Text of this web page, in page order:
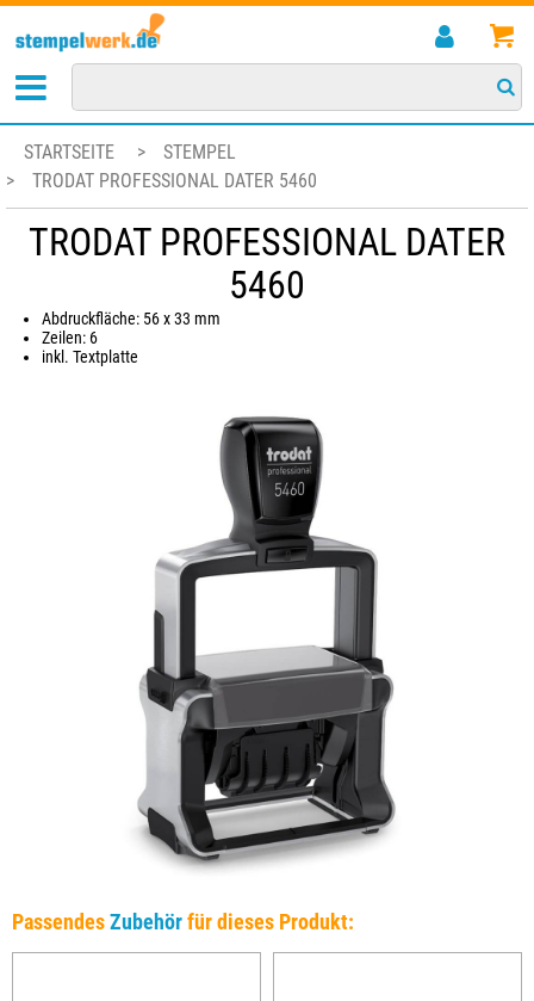
STARTSEITE >
STEMPEL
>
TRODAT PROFESSIONAL DATER 5460
TRODAT PROFESSIONAL DATER
5460
Abdruckfläche: 56 x 33 mm
Zeilen: 6
inkl. Textplatte
PassendesZubehörfür dieses Produkt: